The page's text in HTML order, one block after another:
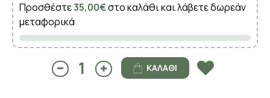
Προσθέστε35,00€στο καλάθι και λάβετε δωρεάν
μεταφορικά
ΚΑΛΆΘΙ